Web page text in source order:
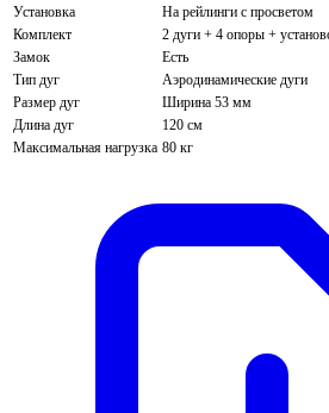
Установка
На рейлинги с просветом
Комплект
2 дуги + 4 опоры +
Замок
Есть
Тип дуг
Аэродинамические дуги
Размер дуг
Ширина 53 мм
Длина дуг
120 см
Максимальная нагрузка 80 кг